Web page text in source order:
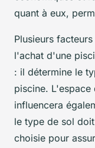
quant à eux,
Plusieurs
l'achat d'une
: il détermine le
piscine.
influencera
le type de sol
choisie pour